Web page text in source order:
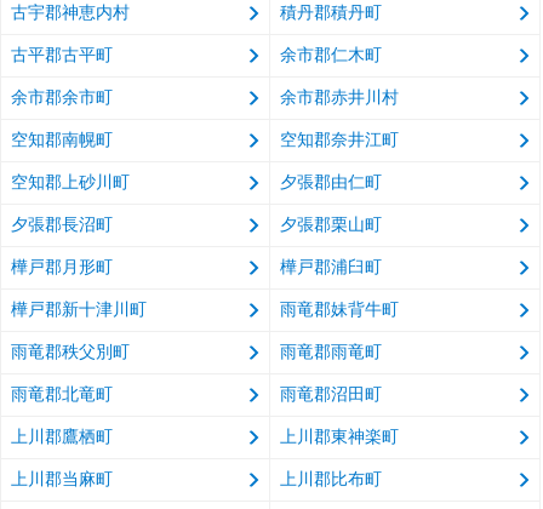
古宇郡神恵内村 積丹郡積丹町
古平郡古平町 余市郡仁木町
余市郡余市町 余市郡赤井川村
空知郡南幌町 空知郡奈井江町
空知郡上砂川町 夕張郡由仁町
夕張郡長沼町 夕張郡栗山町
樺戸郡月形町 樺戸郡浦臼町
樺戸郡新十津川町 雨竜郡妹背牛町
雨竜郡秩父別町 雨竜郡雨竜町
雨竜郡北竜町 雨竜郡沼田町
上川郡鷹栖町 上川郡東神楽町
上川郡当麻町 上川郡比布町